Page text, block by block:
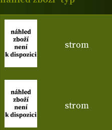
strom
strom